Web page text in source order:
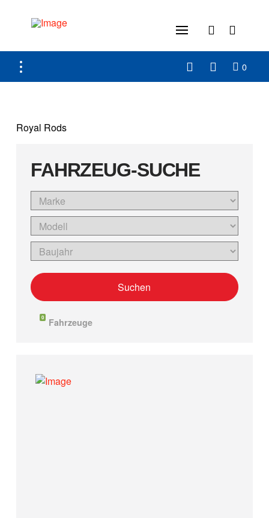
0
Royal Rods
FAHRZEUG-SUCHE
0 Fahrzeuge